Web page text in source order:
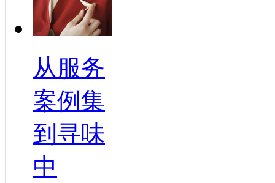
从服务
案例集
到寻味
中